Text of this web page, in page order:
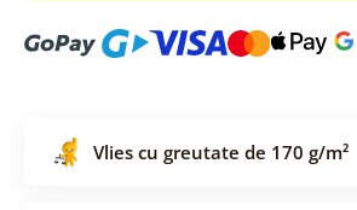
Vlies cu greutate de 170 g/m²